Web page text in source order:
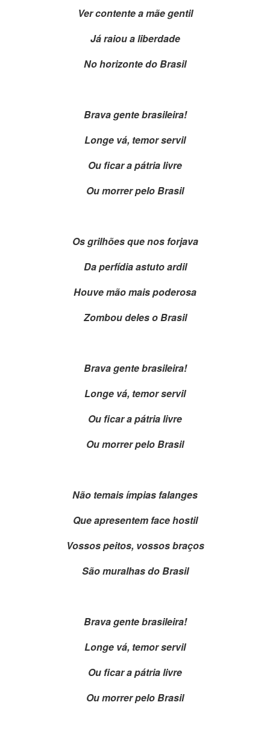
Ver contente a mãe gentil
Já raiou a liberdade
No horizonte do Brasil
Brava gente brasileira!
Longe vá, temor servil
Ou ficar a pátria livre
Ou morrer pelo Brasil
Os grilhões que nos forjava
Da perfídia astuto ardil
Houve mão mais poderosa
Zombou deles o Brasil
Brava gente brasileira!
Longe vá, temor servil
Ou ficar a pátria livre
Ou morrer pelo Brasil
Não temais ímpias falanges
Que apresentem face hostil
Vossos peitos, vossos braços
São muralhas do Brasil
Brava gente brasileira!
Longe vá, temor servil
Ou ficar a pátria livre
Ou morrer pelo Brasil